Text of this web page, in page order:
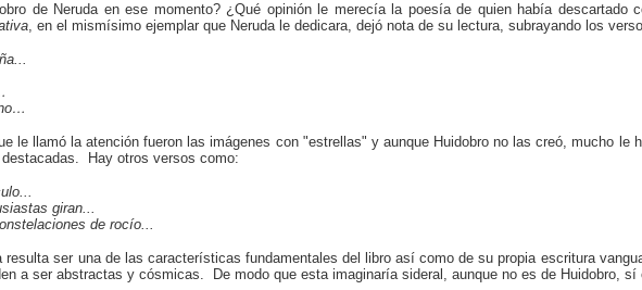
de Neruda en ese momento? ¿Qué opinión le merecía la poesía de quien había descartado
, en el mismísimo ejemplar que Neruda le dedicara, dejó nota de su lectura, subrayando los
le llamó la atención fueron las imágenes con "estrellas" y aunque Huidobro no las creó, mucho le
Hay otros versos como:
giran...
de rocío...
resulta ser una de las características fundamentales del libro así como de su propia escritura
a ser abstractas y cósmicas. De modo que esta imaginaría sideral, aunque no es de Huidobro, sí